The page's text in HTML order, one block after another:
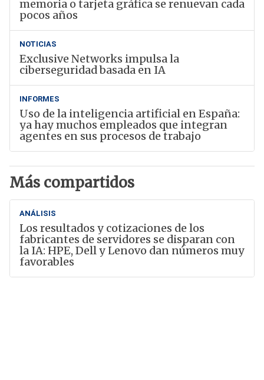
memoria o tarjeta gráfica se renuevan cada
pocos años
NOTICIAS
Exclusive Networks impulsa la
ciberseguridad basada en IA
INFORMES
Uso de la inteligencia artificial en España:
ya hay muchos empleados que integran
agentes en sus procesos de trabajo
Más compartidos
ANÁLISIS
Los resultados y cotizaciones de los
fabricantes de servidores se disparan con
la IA: HPE, Dell y Lenovo dan números muy
favorables